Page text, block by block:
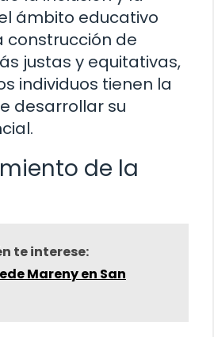
ámbito educativo
construcción de
justas y equitativas,
individuos tienen la
desarrollar su
de la
te interese:
Mareny en San